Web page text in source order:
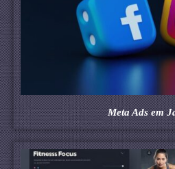
Meta Ads em